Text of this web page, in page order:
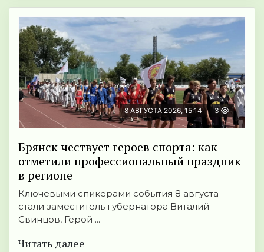
8 АВГУСТА 2026, 15:14 3
Брянск чествует героев спорта: как
отметили профессиональный праздник
в регионе
Ключевыми спикерами события 8 августа
стали заместитель губернатора Виталий
Свинцов, Герой ...
Читать далее